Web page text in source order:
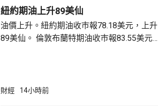
紐約期油上升89美仙
油價上升。紐約期油收巿報78.18美元，上升
89美仙。 倫敦布蘭特期油收巿報83.55美元，
財經 14小時前